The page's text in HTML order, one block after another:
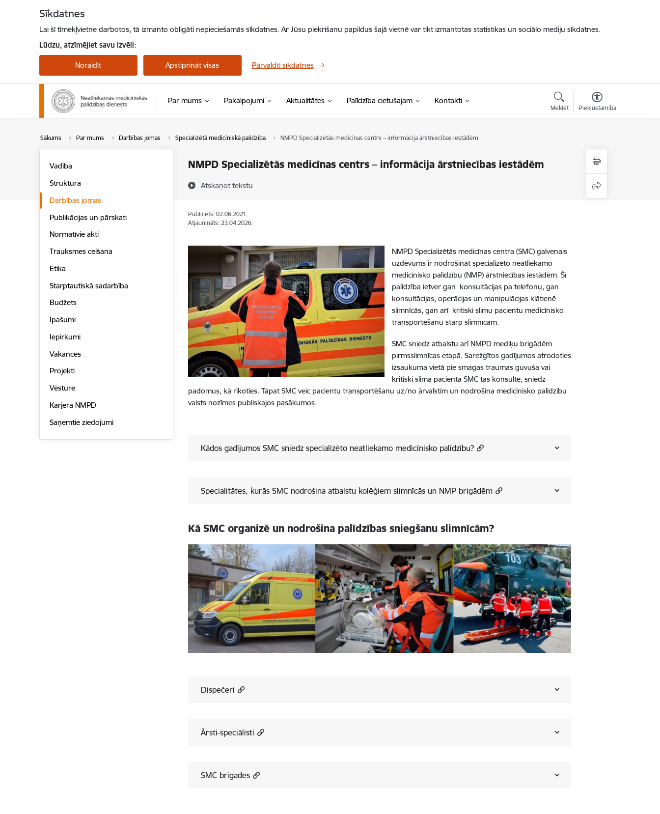
Sīkdatnes
Lai šī tīmekļvietne darbotos, tā izmanto obligāti nepieciešamās sīkdatnes. Ar Jūsu piekrišanu papildus šajā vietnē var tikt izmantotas statistikas un sociālo mediju sīkdatnes.
Lūdzu, atzīmējiet savu izvēli:
Noraidīt Apstiprināt visas Pārvaldīt sīkdatnes
Par mums Pakalpojumi Aktualitātes Palīdzība cietušajam Kontakti
Meklēt Piekļūstamība
Sākums Par mums Darbības jomas Specializētā medicīniskā palīdzība NMPD Specializētās medicīnas centrs – informācija ārstniecības iestādēm
NMPD Specializētās medicīnas centrs – informācija ārstniecības iestādēm
Atskaņot tekstu
Vadība
Struktūra
Darbības jomas
Publikācijas un pārskati
Normatīvie akti
Trauksmes celšana
Ētika
Starptautiskā sadarbība
Budžets
Īpašumi
Iepirkumi
Vakances
Projekti
Vēsture
Karjera NMPD
Saņemtie ziedojumi
Publicēts: 02.06.2021.
Atjaunināts: 23.04.2026.
NMPD Specializētās medicīnas centra (SMC) galvenais
uzdevums ir nodrošināt specializēto neatliekamo
medicīnisko palīdzību (NMP) ārstniecības iestādēm. Šī
palīdzība ietver gan konsultācijas pa telefonu, gan
konsultācijas, operācijas un manipulācijas klātienē
slimnīcās, gan arī kritiski slimu pacientu medicīnisko
transportēšanu starp slimnīcām.
SMC sniedz atbalstu arī NMPD mediķu brigādēm
pirmsslimnīcas etapā. Sarežģītos gadījumos atrodoties
izsaukuma vietā pie smagas traumas guvuša vai
kritiski slima pacienta SMC tās konsultē, sniedz
padomus, kā rīkoties. Tāpat SMC veic pacientu transportēšanu uz/no ārvalstīm un nodrošina medicīnisko palīdzību
valsts nozīmes publiskajos pasākumos.
Kādos gadījumos SMC sniedz specializēto neatliekamo medicīnisko palīdzību?
Specialitātes, kurās SMC nodrošina atbalstu kolēģiem slimnīcās un NMP brigādēm
Kā SMC organizē un nodrošina palīdzības sniegšanu slimnīcām?
Dispečeri
Ārsti-speciālisti
SMC brigādes